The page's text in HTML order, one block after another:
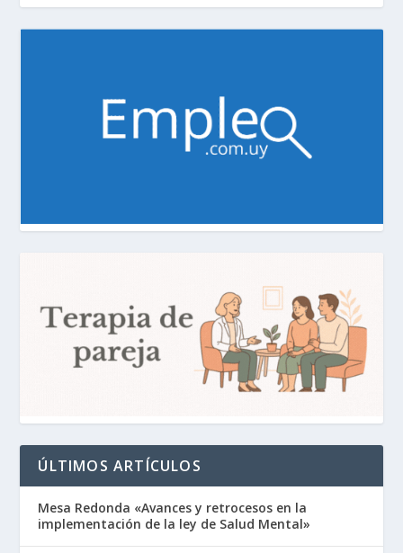
ÚLTIMOS ARTÍCULOS
Mesa Redonda «Avances y retrocesos en la
implementación de la ley de Salud Mental»